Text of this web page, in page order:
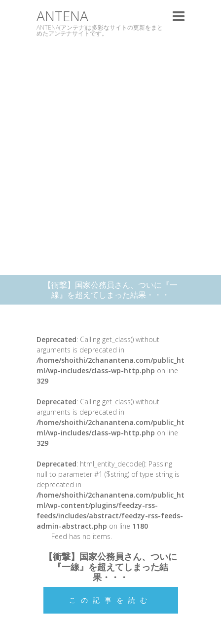
ANTENA
ANTENA(アンテナ)は多彩なサイトの更新をまと
めたアンテナサイトです。
【衝撃】国家公務員さん、ついに『一
線』を超えてしまった結果・・・
Deprecated: Calling get_class() without
arguments is deprecated in
/home/shoithi/2chanantena.com/public_ht
ml/wp-includes/class-wp-http.php on line
329
Deprecated: Calling get_class() without
arguments is deprecated in
/home/shoithi/2chanantena.com/public_ht
ml/wp-includes/class-wp-http.php on line
329
Deprecated: html_entity_decode(): Passing
null to parameter #1 ($string) of type string is
deprecated in
/home/shoithi/2chanantena.com/public_ht
ml/wp-content/plugins/feedzy-rss-
feeds/includes/abstract/feedzy-rss-feeds-
admin-abstract.php on line 1180
Feed has no items.
【衝撃】国家公務員さん、ついに
『一線』を超えてしまった結
果・・・
この記事を読む